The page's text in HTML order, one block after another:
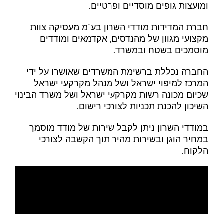
ומועצות גופים מוסדיים ופרטיים.
חברת המדידות מודדי השרון בע"מ מעסיקה צוות
מקצועי מגוון של מהנדסים, אקדמאים ומודדים
מוסמכים בשטח ובמשרד.
החברה נכללת ברשימת המשרדים שאושרו על ידי
המרכז למיפוי ישראל ושל מנהל מקרקעי ישראל
שכיום מכונה רשות מקרקעי ישראל ושל משרד הבינוי
השיכון להכנת תכניות לצורכי רישום.
במודדי השרון ניתן לקבל שירות של מודד מוסמך
במחיר הוגן ובשירות מהיר תוך הקשבה לצורכי
הלקוח.